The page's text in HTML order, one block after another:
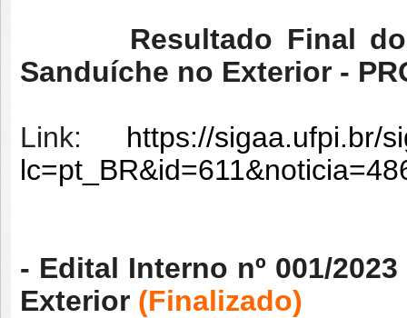
Resultado Final do
Sanduíche no Exterior -
Link: https://sigaa.ufpi.br/
- Edital Interno nº 001/
Exterior (Finalizado)